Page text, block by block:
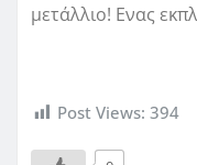
μετάλλιο! Ενας
Post Views: 394